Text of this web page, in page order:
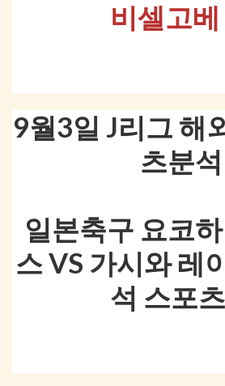
비셀고
9월3일 J리그 해
츠분석
일본축구 요코
스 VS 가시와 레
석 스포